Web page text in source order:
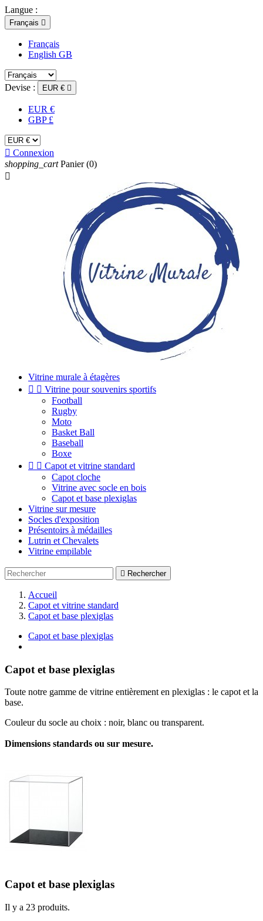
Langue :
Français 
Français
English GB
Devise : EUR € 
EUR €
GBP £
 Connexion
shopping_cart Panier (0)

Vitrine murale à étagères
  Vitrine pour souvenirs sportifs
Football
Rugby
Moto
Basket Ball
Baseball
Boxe
  Capot et vitrine standard
Capot cloche
Vitrine avec socle en bois
Capot et base plexiglas
Vitrine sur mesure
Socles d'exposition
Présentoirs à médailles
Lutrin et Chevalets
Vitrine empilable
 Rechercher
Accueil
Capot et vitrine standard
Capot et base plexiglas
Capot et base plexiglas
Capot et base plexiglas
Toute notre gamme de vitrine entièrement en plexiglas : le capot et la
base.
Couleur du socle au choix : noir, blanc ou transparent.
Dimensions standards ou sur mesure.
Capot et base plexiglas
Il y a 23 produits.